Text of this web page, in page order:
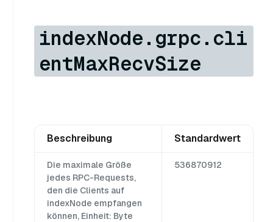
indexNode.grpc.cli
entMaxRecvSize
Beschreibung Standardwert
Die maximale Größe
jedes RPC-Requests,
den die Clients auf
indexNode empfangen
können, Einheit: Byte
536870912